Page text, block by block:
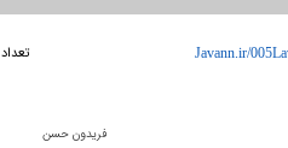
فریدون حسن